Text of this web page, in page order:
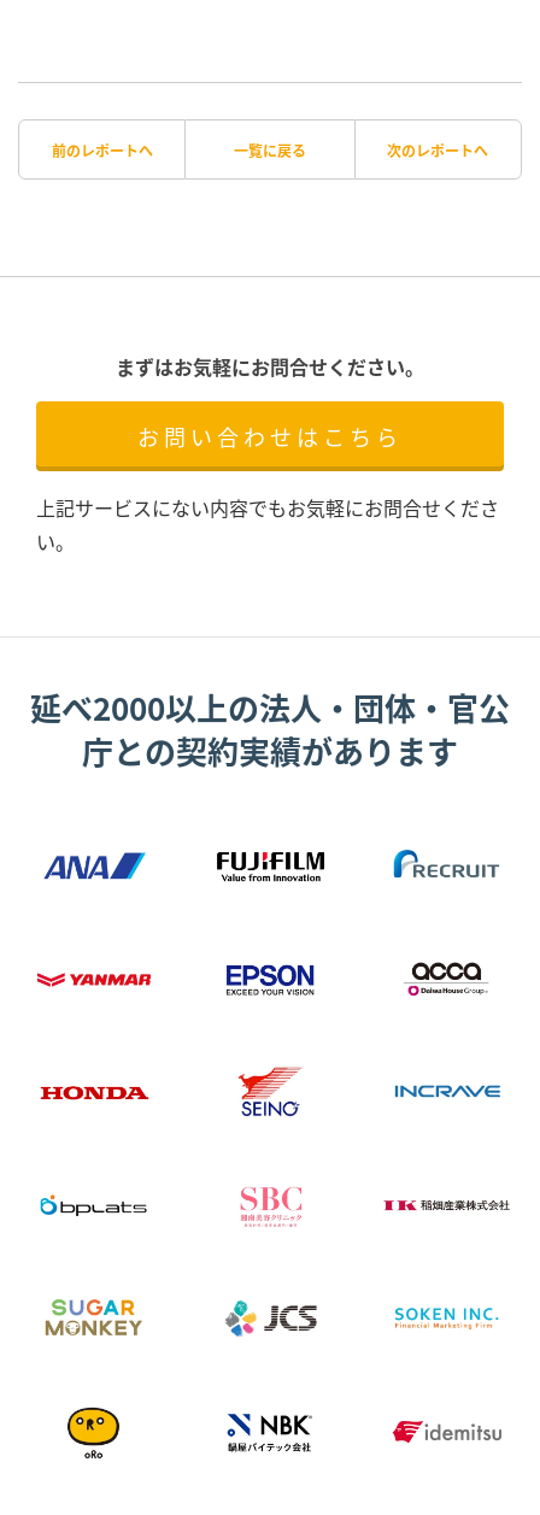
前のレポートへ 一覧に戻る 次のレポートへ
まずはお気軽にお問合せください。
お問い合わせはこちら
上記サービスにない内容でもお気軽にお問合せくださ
い。
延べ2000以上の法人・団体・官公
庁との契約実績があります